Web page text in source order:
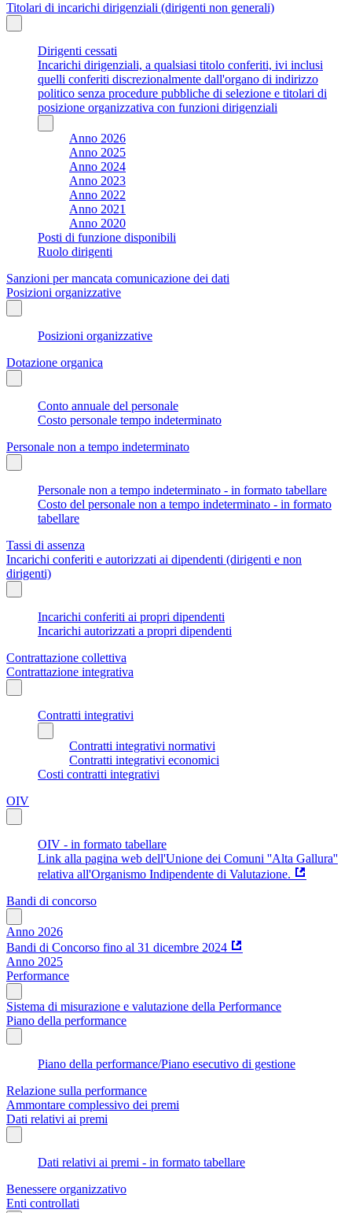
Titolari di incarichi dirigenziali (dirigenti non generali)
Dirigenti cessati
Incarichi dirigenziali, a qualsiasi titolo conferiti, ivi inclusi
quelli conferiti discrezionalmente dall'organo di indirizzo
politico senza procedure pubbliche di selezione e titolari di
posizione organizzativa con funzioni dirigenziali
Anno 2026
Anno 2025
Anno 2024
Anno 2023
Anno 2022
Anno 2021
Anno 2020
Posti di funzione disponibili
Ruolo dirigenti
Sanzioni per mancata comunicazione dei dati
Posizioni organizzative
Posizioni organizzative
Dotazione organica
Conto annuale del personale
Costo personale tempo indeterminato
Personale non a tempo indeterminato
Personale non a tempo indeterminato - in formato tabellare
Costo del personale non a tempo indeterminato - in formato
tabellare
Tassi di assenza
Incarichi conferiti e autorizzati ai dipendenti (dirigenti e non
dirigenti)
Incarichi conferiti ai propri dipendenti
Incarichi autorizzati a propri dipendenti
Contrattazione collettiva
Contrattazione integrativa
Contratti integrativi
Contratti integrativi normativi
Contratti integrativi economici
Costi contratti integrativi
OIV
OIV - in formato tabellare
Link alla pagina web dell'Unione dei Comuni ''Alta Gallura''
relativa all'Organismo Indipendente di Valutazione.
Bandi di concorso
Anno 2026
Bandi di Concorso fino al 31 dicembre 2024
Anno 2025
Performance
Sistema di misurazione e valutazione della Performance
Piano della performance
Piano della performance/Piano esecutivo di gestione
Relazione sulla performance
Ammontare complessivo dei premi
Dati relativi ai premi
Dati relativi ai premi - in formato tabellare
Benessere organizzativo
Enti controllati